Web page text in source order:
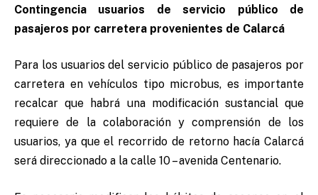
Contingencia usuarios de servicio público de
pasajeros por carretera provenientes de Calarcá
Para los usuarios del servicio público de pasajeros por
carretera en vehículos tipo microbus, es importante
recalcar que habrá una modificación sustancial que
requiere de la colaboración y comprensión de los
usuarios, ya que el recorrido de retorno hacía Calarcá
será direccionado a la calle 10 – avenida Centenario.